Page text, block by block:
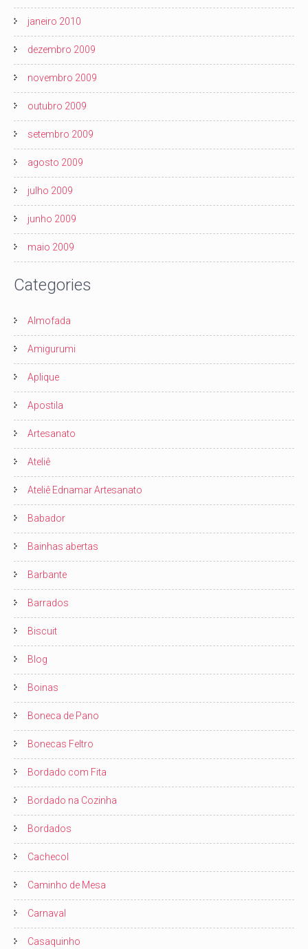
janeiro 2010
dezembro 2009
novembro 2009
outubro 2009
setembro 2009
agosto 2009
julho 2009
junho 2009
maio 2009
Categories
Almofada
Amigurumi
Aplique
Apostila
Artesanato
Ateliê
Ateliê Ednamar Artesanato
Babador
Bainhas abertas
Barbante
Barrados
Biscuit
Blog
Boinas
Boneca de Pano
Bonecas Feltro
Bordado com Fita
Bordado na Cozinha
Bordados
Cachecol
Caminho de Mesa
Carnaval
Casaquinho